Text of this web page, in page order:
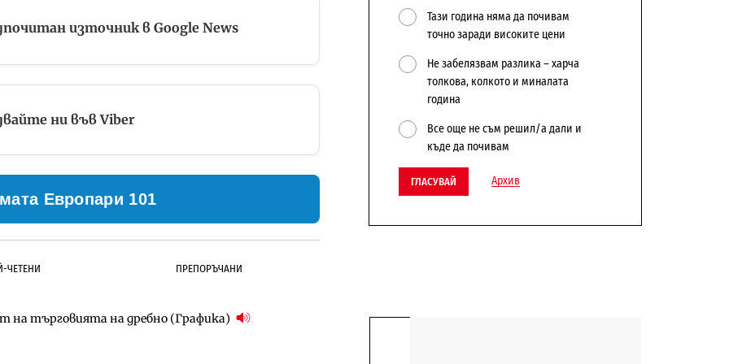
източник в Google News
ни във Viber
Европари 101
ЧЕТЕНИ ПРЕПОРЪЧАНИ
на търговията на дребно (Графика)
Петрохан ще върви паралелно с екологичните
Петрохан ще върви паралелно с екологичните
Тази година няма да почивам
точно заради високите цени
Не забелязвам разлика – харча
толкова, колкото и миналата
година
Все още не съм решил/а дали и
къде да почивам
ГЛАСУВАЙ Архив